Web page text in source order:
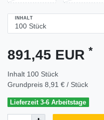
INHALT
891,45 EUR *
Inhalt 100 Stück
Grundpreis 8,91 € / Stück
Lieferzeit 3-6 Arbeitstage